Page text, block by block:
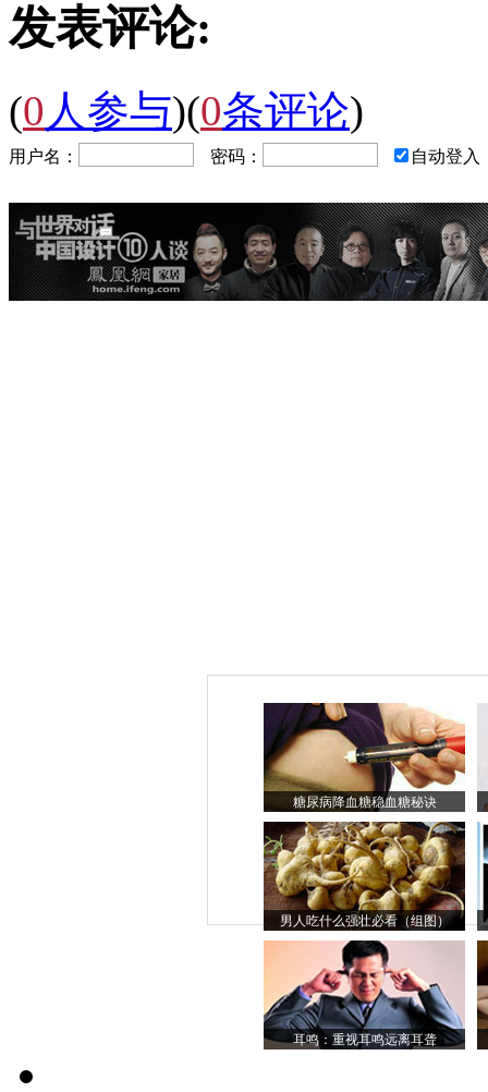
发表评论:
(0 人参与)(0条评论)
用户名： 密码： 自动登入
糖尿病降血糖稳血糖秘诀
男人吃什么强壮必看（组图）
耳鸣：重视耳鸣远离耳聋